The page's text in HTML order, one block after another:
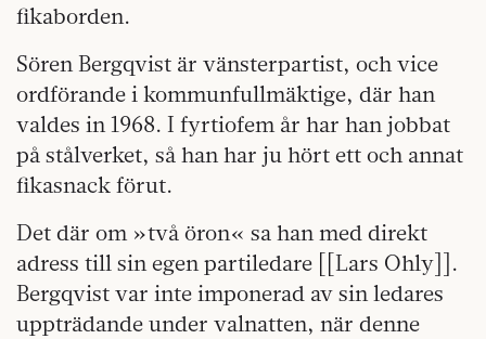
fikaborden.
Sören Bergqvist är vänsterpartist, och vice
ordförande i kommunfullmäktige, där han
valdes in 1968. I fyrtiofem år har han jobbat
på stålverket, så han har ju hört ett och annat
fikasnack förut.
Det där om »två öron« sa han med direkt
adress till sin egen partiledare [[Lars Ohly]].
Bergqvist var inte imponerad av sin ledares
uppträdande under valnatten, när denne